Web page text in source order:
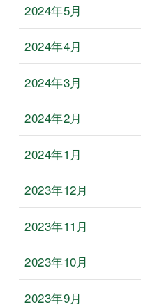
2024年5月
2024年4月
2024年3月
2024年2月
2024年1月
2023年12月
2023年11月
2023年10月
2023年9月